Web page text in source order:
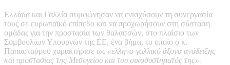
Ελλάδα και Γαλλία συμφώνησαν να ενισχύσουν τη συνεργασία
τους σε ευρωπαϊκό επίπεδο και να προχωρήσουν στη σύσταση
ομάδας για την προστασία των θαλασσών, στο πλαίσιο των
Συμβουλίων Υπουργών της ΕΕ, ένα βήμα, το οποίο ο κ.
Παπασταύρου χαρακτήρισε ως «ελληνο-γαλλικό άξονα ανάδειξης
και προστασίας της Μεσογείου και του οικοσυστήματός της».